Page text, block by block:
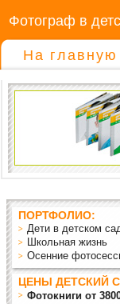
Фотограф в
На главную
ПОРТФОЛИО:
Дети в детском
Школьная жизнь
Осенние
ЦЕНЫ ДЕТСКИЙ
Фотокниги от